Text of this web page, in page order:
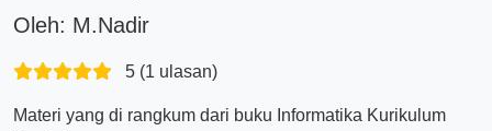
Oleh: M.Nadir
5 (1 ulasan)
Materi yang di rangkum dari buku Informatika Kurikulum